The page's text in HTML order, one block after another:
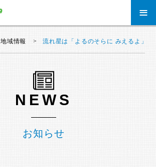
≡
地域情報 流れ星は「よるのそらに みえるよ」
NEWS
お知らせ